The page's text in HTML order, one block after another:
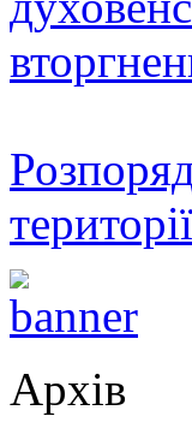
Архів